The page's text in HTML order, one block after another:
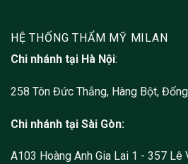
HỆ THỐNG THẨM MỸ MILAN
Chi nhánh tại Hà Nội:
258 Tôn Đức Thắng, Hàng Bột,
Chi nhánh tại Sài Gòn:
A103 Hoàng Anh Gia Lai 1 - 357 Lê